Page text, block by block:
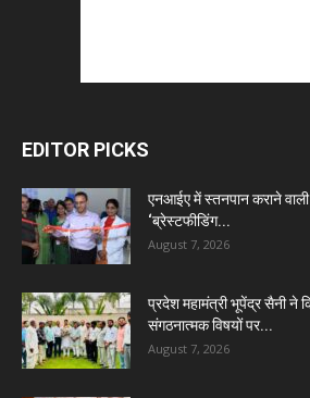
EDITOR PICKS
एनआईए में स्तनपान कराने
‘ब्रेस्टफीडिंग...
August 7, 2026
प्रदेश महामंत्री भूपेंद्र सैनी ने
संगठनात्मक विषयों पर...
August 7, 2026